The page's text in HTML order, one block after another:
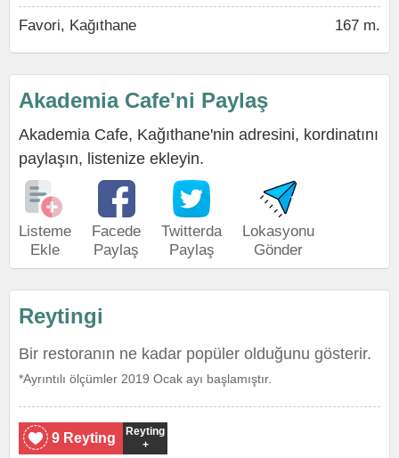
Favori, Kağıthane 167 m.
Akademia Cafe'ni Paylaş
Akademia Cafe, Kağıthane'nin adresini, kordinatını
paylaşın, listenize ekleyin.
Listeme
Ekle
Facede
Paylaş
Twitterda
Paylaş
Lokasyonu
Gönder
Reytingi
Bir restoranın ne kadar popüler olduğunu gösterir.
*Ayrıntılı ölçümler 2019 Ocak ayı başlamıştır.
9 Reyting
Reyting
+